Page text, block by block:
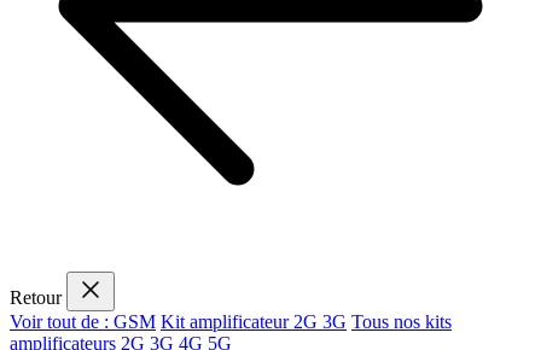
Retour
Voir tout de : GSM Kit amplificateur 2G 3G Tous nos kits
amplificateurs 2G 3G 4G 5G